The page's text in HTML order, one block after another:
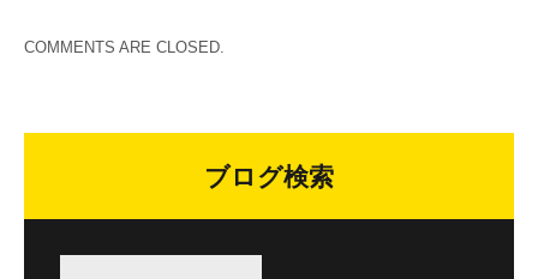
COMMENTS ARE CLOSED.
ブログ検索